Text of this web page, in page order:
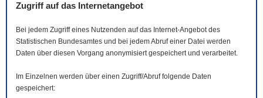
Zugriff auf das Internetangebot
Bei jedem Zugriff eines Nutzenden auf das Internet-Angebot des
Statistischen Bundesamtes und bei jedem Abruf einer Datei werden
Daten über diesen Vorgang anonymisiert gespeichert und verarbeitet.
Im Einzelnen werden über einen Zugriff/Abruf folgende Daten
gespeichert: